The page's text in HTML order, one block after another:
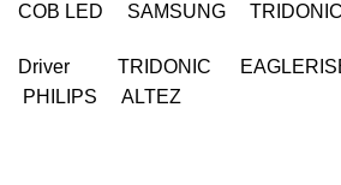
COB LED SAMSUNG
Driver TRIDONIC
PHILIPS ALTEZ